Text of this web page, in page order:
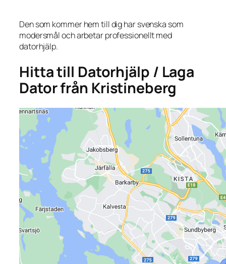
Den som kommer hem till dig har svenska som
modersmål och arbetar professionellt med
datorhjälp.
Hitta till Datorhjälp / Laga
Dator från Kristineberg